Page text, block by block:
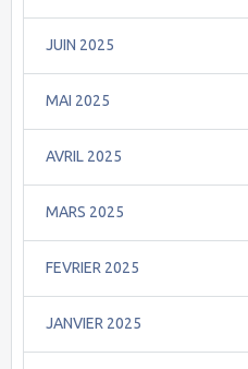
JUIN 2025
MAI 2025
AVRIL 2025
MARS 2025
FEVRIER 2025
JANVIER 2025